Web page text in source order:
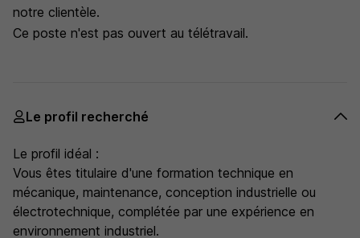
notre clientèle.
Ce poste n'est pas ouvert au télétravail.
Le profil recherché
Le profil idéal :
Vous êtes titulaire d'une formation technique en
mécanique, maintenance, conception industrielle ou
électrotechnique, complétée par une expérience en
environnement industriel.